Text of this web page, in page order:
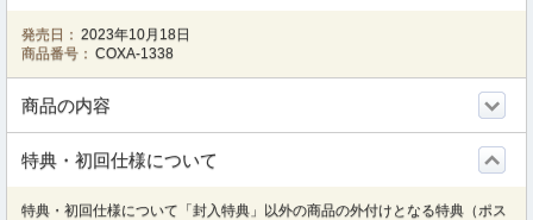
発売日： 2023年10月18日
商品番号： COXA-1338
商品の内容
特典・初回仕様について
特典・初回仕様について「封入特典」以外の商品の外付けとなる特典（ポス